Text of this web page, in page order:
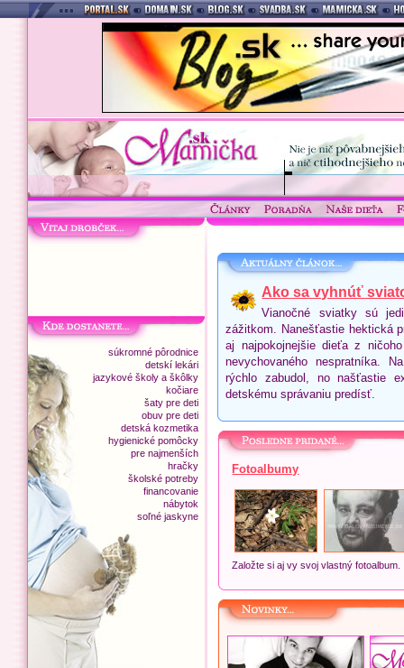
súkromné pôrodnice
detskí lekári
jazykové školy a škôlky
kočiare
šaty pre deti
obuv pre deti
detská kozmetika
hygienické pomôcky
pre najmenších
hračky
školské potreby
financovanie
nábytok
soľné jaskyne
Ako sa vyhnúť
Vianočné sviatky sú
zážitkom. Nanešťastie hektická
aj najpokojnejšie dieťa z
nevychovaného nespratníka.
rýchlo zabudol, no našťastie
detskému správaniu predísť.
Fotoalbumy
Založte si aj vy svoj vlastný fotoalbum.